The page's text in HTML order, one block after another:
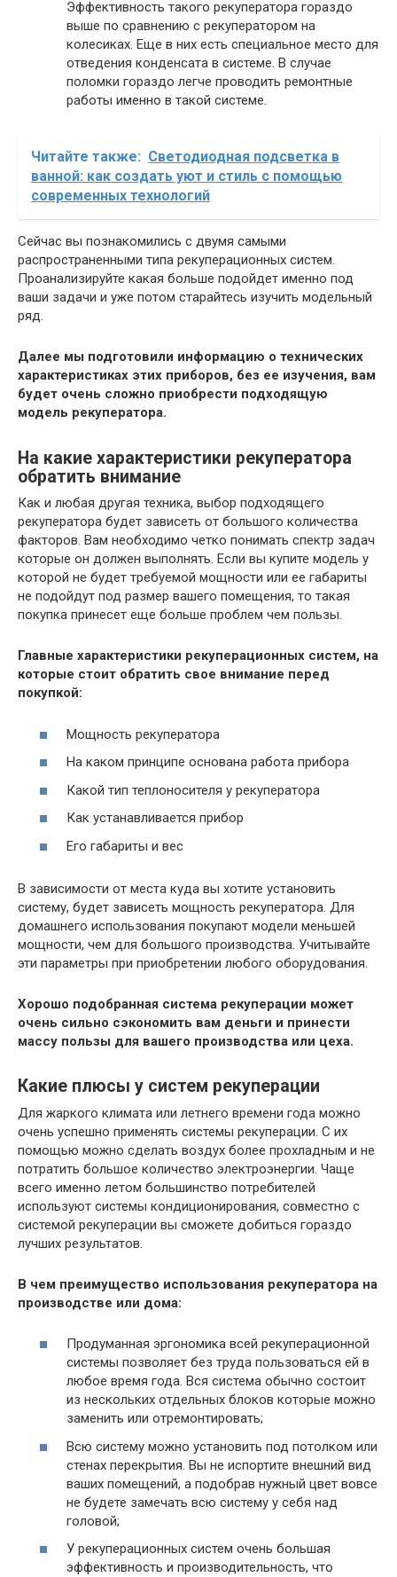
Эффективность такого рекуператора гораздо
выше по сравнению с рекуператором на
колесиках. Еще в них есть специальное место для
отведения конденсата в системе. В случае
поломки гораздо легче проводить ремонтные
работы именно в такой системе.
Читайте также: Светодиодная подсветка в
ванной: как создать уют и стиль с помощью
современных технологий
Сейчас вы познакомились с двумя самыми
распространенными типа рекуперационных систем.
Проанализируйте какая больше подойдет именно под
ваши задачи и уже потом старайтесь изучить модельный
ряд.
Далее мы подготовили информацию о технических
характеристиках этих приборов, без ее изучения, вам
будет очень сложно приобрести подходящую
модель рекуператора.
На какие характеристики рекуператора
обратить внимание
Как и любая другая техника, выбор подходящего
рекуператора будет зависеть от большого количества
факторов. Вам необходимо четко понимать спектр задач
которые он должен выполнять. Если вы купите модель у
которой не будет требуемой мощности или ее габариты
не подойдут под размер вашего помещения, то такая
покупка принесет еще больше проблем чем пользы.
Главные характеристики рекуперационных систем, на
которые стоит обратить свое внимание перед
покупкой:
Мощность рекуператора
На каком принципе основана работа прибора
Какой тип теплоносителя у рекуператора
Как устанавливается прибор
Его габариты и вес
В зависимости от места куда вы хотите установить
систему, будет зависеть мощность рекуператора. Для
домашнего использования покупают модели меньшей
мощности, чем для большого производства. Учитывайте
эти параметры при приобретении любого оборудования.
Хорошо подобранная система рекуперации может
очень сильно сэкономить вам деньги и принести
массу пользы для вашего производства или цеха.
Какие плюсы у систем рекуперации
Для жаркого климата или летнего времени года можно
очень успешно применять системы рекуперации. С их
помощью можно сделать воздух более прохладным и не
потратить большое количество электроэнергии. Чаще
всего именно летом большинство потребителей
используют системы кондиционирования, совместно с
системой рекуперации вы сможете добиться гораздо
лучших результатов.
В чем преимущество использования рекуператора на
производстве или дома:
Продуманная эргономика всей рекуперационной
системы позволяет без труда пользоваться ей в
любое время года. Вся система обычно состоит
из нескольких отдельных блоков которые можно
заменить или отремонтировать;
Всю систему можно установить под потолком или
стенах перекрытия. Вы не испортите внешний вид
ваших помещений, а подобрав нужный цвет вовсе
не будете замечать всю систему у себя над
головой;
У рекуперационных систем очень большая
эффективность и производительность, что